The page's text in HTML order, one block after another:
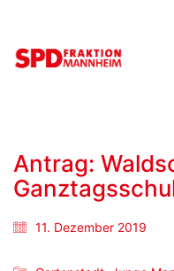
Antrag:
11. Dezember 2019